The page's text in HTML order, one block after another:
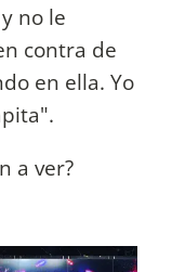
no le
contra de
en ella. Yo
a ver?